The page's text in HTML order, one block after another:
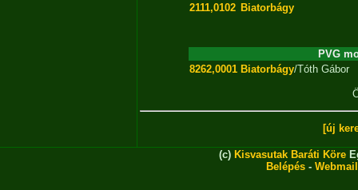
2111,0102 Biatorbágy
PVG
8262,0001 Biatorbágy/Tóth Gábor
[új
(c) Kisvasutak Baráti Köre
Belépés - Webmail